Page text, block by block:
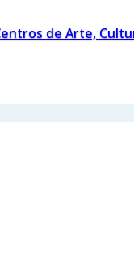
de Arte,